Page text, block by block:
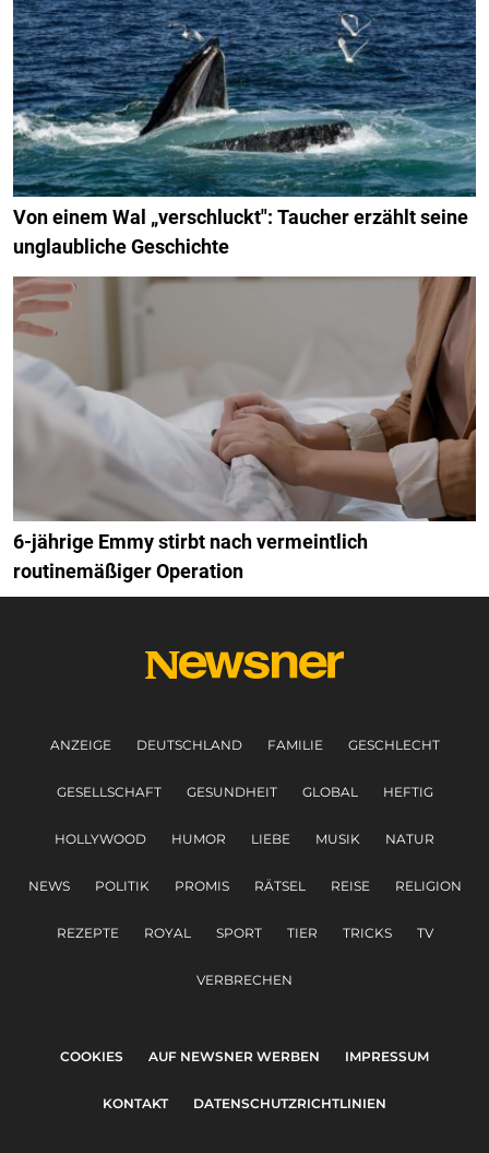
Von einem Wal „verschluckt": Taucher erzählt seine
unglaubliche Geschichte
6-jährige Emmy stirbt nach vermeintlich
routinemäßiger Operation
ANZEIGE DEUTSCHLAND FAMILIE GESCHLECHT
GESELLSCHAFT GESUNDHEIT GLOBAL HEFTIG
HOLLYWOOD HUMOR LIEBE MUSIK NATUR
NEWS POLITIK PROMIS RÄTSEL REISE RELIGION
REZEPTE ROYAL SPORT TIER TRICKS TV
VERBRECHEN
COOKIES AUF NEWSNER WERBEN IMPRESSUM
KONTAKT DATENSCHUTZRICHTLINIEN